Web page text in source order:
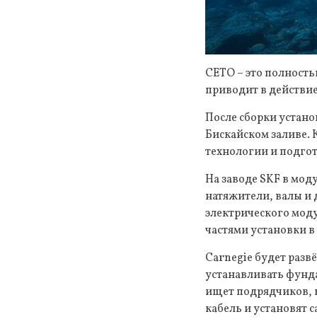
CETO – это
приводит в
После сборки
Бискайском заливе.
технологии и
На заводе SKF в
натяжители, валы и
электрического
частями установки
Carnegie будет
устанавливать
ищет подрядчиков,
кабель и установят